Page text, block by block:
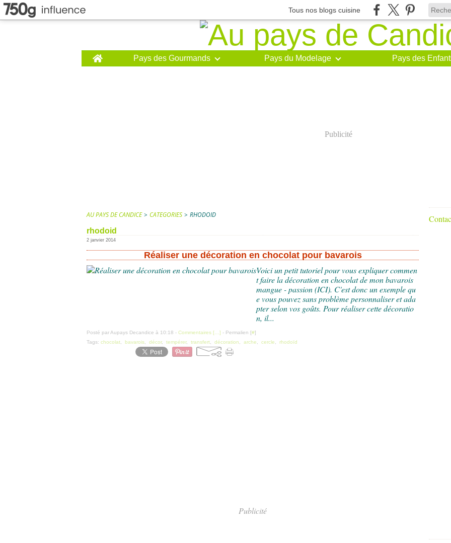
Tous nos blogs cuisine
Home Pays des Gourmands Pays du Modelage Pays des
Publicité
AU PAYS DE CANDICE > CATEGORIES > RHODOID
rhodoid
2 janvier 2014
Réaliser une décoration en chocolat pour bavarois
Voici un petit tutoriel pour vous expliquer commen
t faire la décoration en chocolat de mon bavarois
mangue - passion (ICI). C'est donc un exemple qu
e vous pouvez sans problème personnaliser et ada
pter selon vos goûts. Pour réaliser cette décoratio
n, il...
Posté par Aupays Decandice à 10:18 - Commentaires [ ] - Permalien [#]
Tags: chocolat bavarois décor, tempérer, transfert décoration arche cercle rhodoïd
Publicité